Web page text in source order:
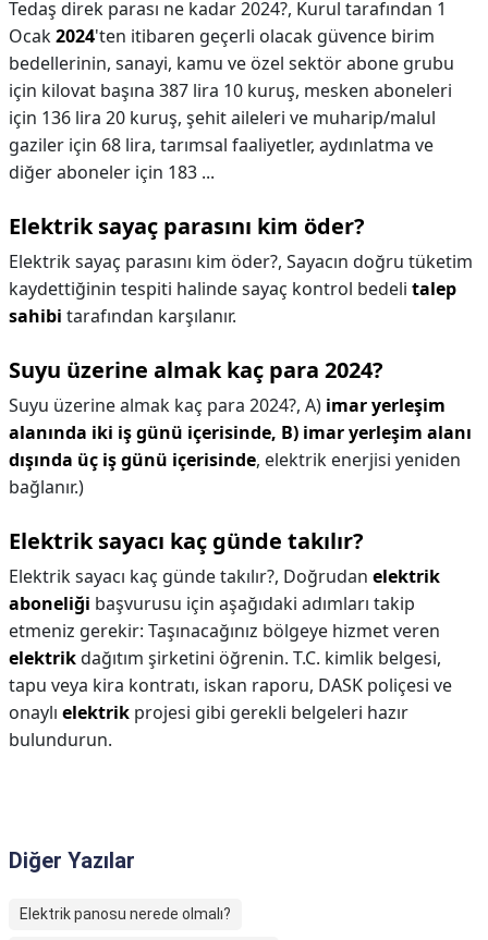
Tedaş direk parası ne kadar 2024?, Kurul tarafından 1
Ocak2024'ten itibaren geçerli olacak güvence birim
bedellerinin, sanayi, kamu ve özel sektör abone grubu
için kilovat başına 387 lira 10 kuruş, mesken aboneleri
için 136 lira 20 kuruş, şehit aileleri ve muharip/malul
gaziler için 68 lira, tarımsal faaliyetler, aydınlatma ve
diğer aboneler için 183 ...
Elektrik sayaç parasını kim öder?
Elektrik sayaç parasını kim öder?, Sayacın doğru tüketim
kaydettiğinin tespiti halinde sayaç kontrol bedeli talep
sahibi tarafından karşılanır.
Suyu üzerine almak kaç para 2024?
Suyu üzerine almak kaç para 2024?, A) imar yerleşim
alanında iki iş günü içerisinde, B) imar yerleşim alanı
dışında üç iş günü içerisinde, elektrik enerjisi yeniden
bağlanır.)
Elektrik sayacı kaç günde takılır?
Elektrik sayacı kaç günde takılır?, Doğrudan elektrik
aboneliği başvurusu için aşağıdaki adımları takip
etmeniz gerekir: Taşınacağınız bölgeye hizmet veren
elektrikdağıtım şirketini öğrenin. T.C. kimlik belgesi,
tapu veya kira kontratı, iskan raporu, DASK poliçesi ve
onaylı elektrik projesi gibi gerekli belgeleri hazır
bulundurun.
Diğer Yazılar
Elektrik panosu nerede olmalı?